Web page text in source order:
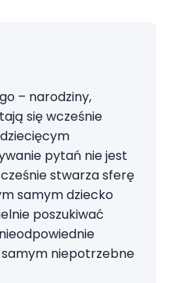
– narodziny,
się wcześnie
pytań nie jest
stwarza sferę
samym dziecko
poszukiwać
niepotrzebne